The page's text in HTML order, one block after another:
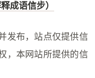
成语信步）
发布，站点仅提供信
，本网站所提供的信